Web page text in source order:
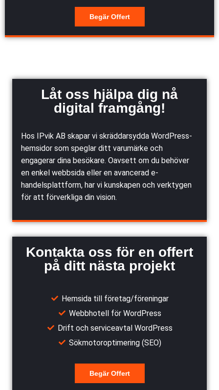
Begär Offert
Låt oss hjälpa dig nå
digital framgång!
Hos IPvik AB skapar vi skräddarsydda WordPress-
hemsidor som speglar ditt varumärke och
engagerar dina besökare. Oavsett om du behöver
en enkel webbsida eller en avancerad e-
handelsplattform, har vi kunskapen och verktygen
för att förverkliga din vision.
Kontakta oss för en offert
på ditt nästa projekt
Hemsida till företag/föreningar
Webbhotell för WordPress
Drift och serviceavtal WordPress
Sökmotoroptimering (SEO)
Begär Offert